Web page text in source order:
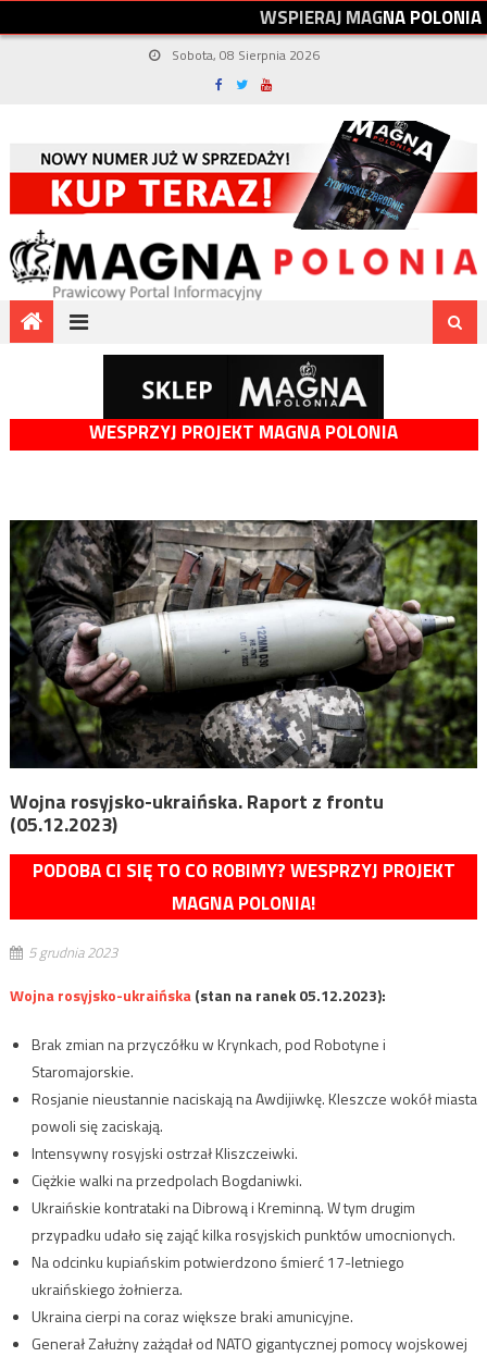
WSPIERAJMAGNAPOLONIA
Sobota, 08 Sierpnia 2026
WESPRZYJ PROJEKT MAGNA POLONIA
Wojna rosyjsko-ukraińska. Raport z frontu
(05.12.2023)
PODOBA CI SIĘ TO CO ROBIMY? WESPRZYJ PROJEKT
MAGNA POLONIA!
5 grudnia 2023
Wojna rosyjsko-ukraińska(stan na ranek 05.12.2023):
Brak zmian na przyczółku w Krynkach, pod Robotyne i
Staromajorskie.
Rosjanie nieustannie naciskają na Awdijiwkę. Kleszcze wokół miasta
powoli się zaciskają.
Intensywny rosyjski ostrzał Kliszczeiwki.
Ciężkie walki na przedpolach Bogdaniwki.
Ukraińskie kontrataki na Dibrową i Kreminną. W tym drugim
przypadku udało się zająć kilka rosyjskich punktów umocnionych.
Na odcinku kupiańskim potwierdzono śmierć 17-letniego
ukraińskiego żołnierza.
Ukraina cierpi na coraz większe braki amunicyjne.
Generał Załużny zażądał od NATO gigantycznej pomocy wojskowej